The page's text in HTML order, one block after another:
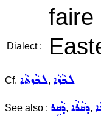
Dialect :
Cf. ܠܟܵܙܬܵܐ, ܠܟܵܙܵܐ
See also : ܕܵܩܹܪ, ܕܩܵܪܵܐ,